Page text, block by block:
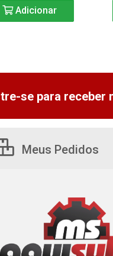
Adicionar
se para receber
Meus Pedidos